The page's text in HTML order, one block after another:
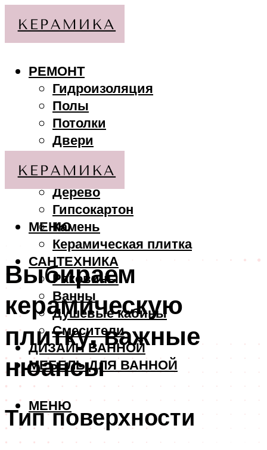
РЕМОНТ
Гидроизоляция
Полы
Потолки
Двери
МАТЕРИАЛЫ
Дерево
Гипсокартон
Камень
Керамическая плитка
САНТЕХНИКА
Раковины
Ванны
Душевые кабины
Смесители
ДИЗАЙН ВАННОЙ
МЕБЕЛЬ ДЛЯ ВАННОЙ
МЕНЮ
МЕНЮ
Выбираем
керамическую
плитку, важные
нюансы
Тип поверхности